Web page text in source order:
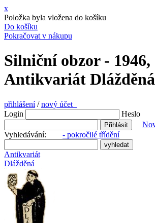
x
Položka byla vložena do košíku
Do košíku
Pokračovat v nákupu
Silniční obzor - 1946,
Antikvariát Dlážděná
přihlášení/nový účet
Login
Heslo
Vyhledávání: - pokročilé třídění
Antikvariát
Dlážděná